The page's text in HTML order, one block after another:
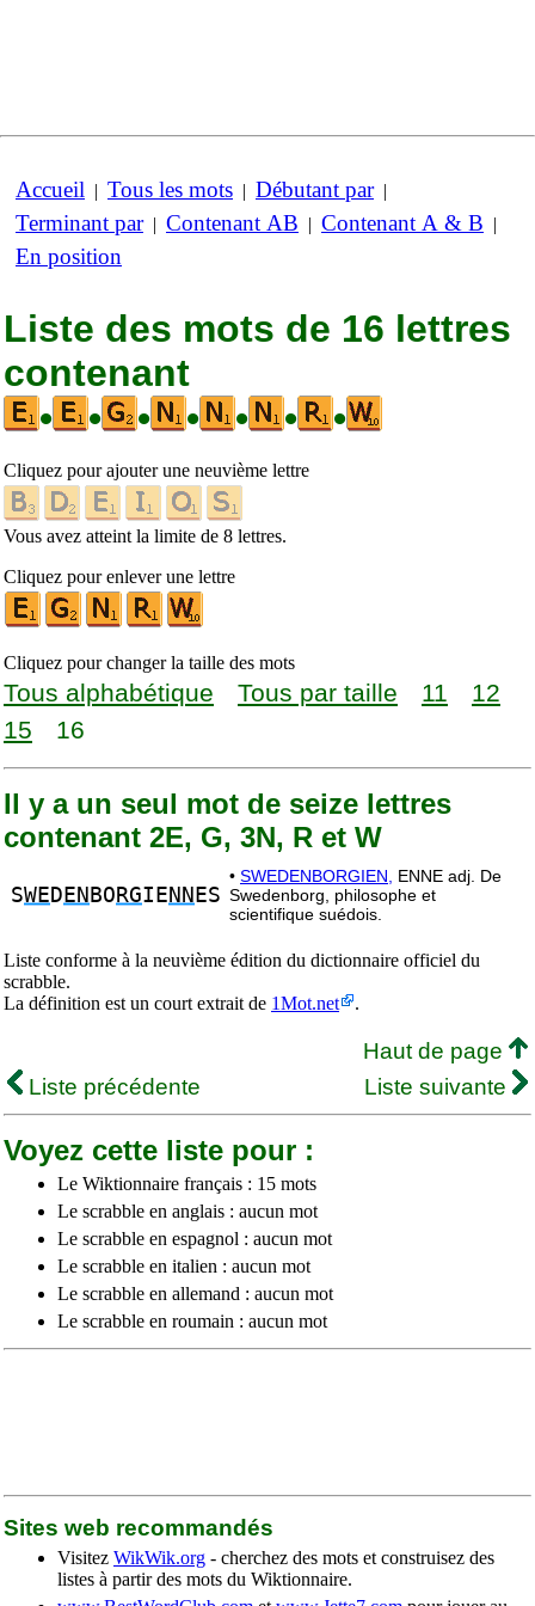
Accueil | Tous les mots | Débutant par|
Terminant par| Contenant AB | Contenant A & B |
En position
Liste des mots de 16 lettres
contenant
•
• • • • • •
Cliquez pour ajouter une neuvième lettre
Vous avez atteint la limite de 8 lettres.
Cliquez pour enlever une lettre
Cliquez pour changer la taille des mots
Tous alphabétique Tous par taille 11
12
15
16
Il y a un seul mot de seize lettres
contenant 2E, G, 3N, R et W
SWE D EN BO RGIE NN ES
• SWEDENBORGIEN,
ENNE adj. De
Swedenborg, philosophe et
scientifique suédois.
Liste conforme à la neuvième édition du dictionnaire officiel du
scrabble.
La définition est un court extrait de 1Mot.net .
Haut de page
Liste précédente
Liste suivante
Voyez cette liste pour :
Le Wiktionnaire français : 15 mots
Le scrabble en anglais : aucun mot
Le scrabble en espagnol : aucun mot
Le scrabble en italien : aucun mot
Le scrabble en allemand : aucun mot
Le scrabble en roumain : aucun mot
Sites web recommandés
Visitez WikWik.org - cherchez des mots et construisez des
listes à partir des mots du Wiktionnaire.